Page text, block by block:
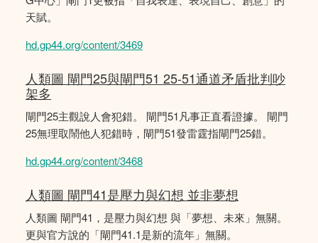
天賦。
hd.gp44.org/content/3469
人類圖 閘門25與閘門51 25-51通道矛盾批判吵
架多
閘門25主觀說人會犯錯。 閘門51凡事正直看證據。 閘門
25無理取鬧他人犯錯時，閘門51發雷霆指閘門25錯。
hd.gp44.org/content/3468
人類圖 閘門41是壓力與幻想 並非夢想
人類圖 閘門41，是壓力與幻想 與「夢想、未來」無關。
更與官方說的「閘門41.1是新的流年」無關。